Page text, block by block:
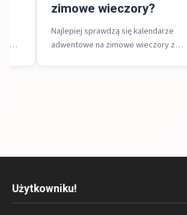
zimowe wieczory?
Najlepiej sprawdzą się kalendarze
adwentowe na zimowe wieczory z
Użytkowniku!